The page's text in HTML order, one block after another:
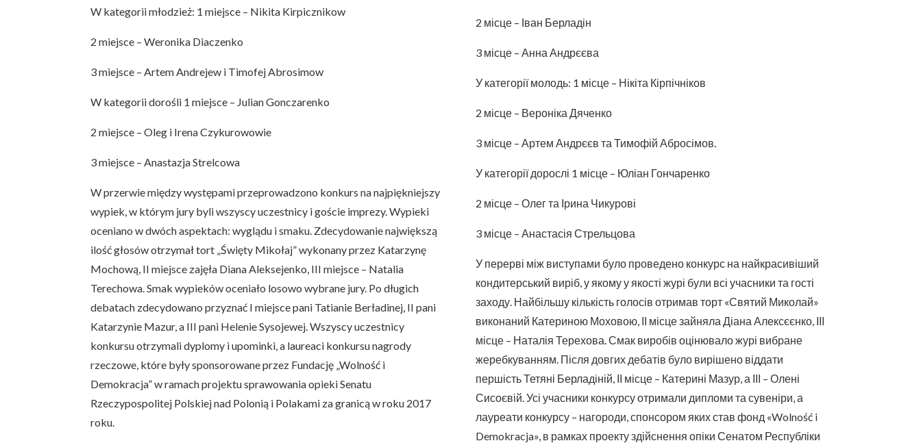
W kategorii młodzież: 1 miejsce – Nikita Kirpicznikow
2 miejsce – Weronika Diaczenko
3 miejsce – Artem Andrejew i Timofej Abrosimow
W kategorii dorośli 1 miejsce – Julian Gonczarenko
2 miejsce – Oleg i Irena Czykurowowie
3 miejsce – Anastazja Strelcowa
W przerwie między występami przeprowadzono konkurs na najpiękniejszy
wypiek, w którym jury byli wszyscy uczestnicy i goście imprezy. Wypieki
oceniano w dwóch aspektach: wyglądu i smaku. Zdecydowanie największą
ilość głosów otrzymał tort „Święty Mikołaj” wykonany przez Katarzynę
Mochową, II miejsce zajęła Diana Aleksejenko, III miejsce – Natalia
Terechowa. Smak wypieków oceniało losowo wybrane jury. Po długich
debatach zdecydowano przyznać I miejsce pani Tatianie Berładinej, II pani
Katarzynie Mazur, a III pani Helenie Sysojewej. Wszyscy uczestnicy
konkursu otrzymali dyplomy i upominki, a laureaci konkursu nagrody
rzeczowe, które były sponsorowane przez Fundację „Wolność i
Demokracja” w ramach projektu sprawowania opieki Senatu
Rzeczypospolitej Polskiej nad Polonią i Polakami za granicą w roku 2017
roku.
2 місце – Іван Берладін
3 місце – Анна Андрєєва
У категорії молодь: 1 місце – Нікіта Кірпічніков
2 місце – Вероніка Дяченко
3 місце – Артем Андрєєв та Тимофій Абросімов.
У категорії дорослі 1 місце – Юліан Гончаренко
2 місце – Олег та Ірина Чикурові
3 місце – Анастасія Стрельцова
У перерві між виступами було проведено конкурс на найкрасивіший
кондитерський виріб, у якому у якості журі були всі учасники та гості
заходу. Найбільшу кількість голосів отримав торт «Святий Миколай»
виконаний Катериною Моховою, ІІ місце зайняла Діана Алексєєнко, ІІІ
місце – Наталія Терехова. Смак виробів оцінювало журі вибране
жеребкуванням. Після довгих дебатів було вирішено віддати
першість Тетяні Берладіній, ІІ місце – Катерині Мазур, а ІІІ – Олені
Сисоєвій. Усі учасники конкурсу отримали дипломи та сувеніри, а
лауреати конкурсу – нагороди, спонсором яких став фонд «Wolność i
Demokracja», в рамках проекту здійснення опіки Сенатом Республіки